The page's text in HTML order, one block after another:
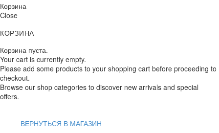
Корзина
Close
КОРЗИНА
Корзина пуста.
Your cart is currently empty.
Please add some products to your shopping cart before proceeding to
checkout.
Browse our shop categories to discover new arrivals and special
offers.
ВЕРНУТЬСЯ В МАГАЗИН